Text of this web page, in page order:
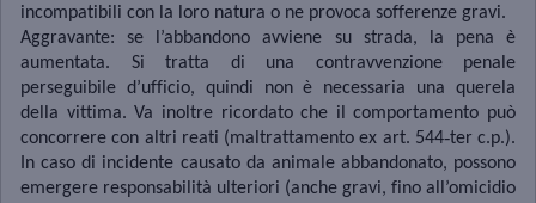
incompatibili con la loro natura o ne provoca sofferenze gravi.
Aggravante: se l’abbandono avviene su strada, la pena è
aumentata. Si tratta di una contravvenzione penale
perseguibile d’ufficio, quindi non è necessaria una querela
della vittima. Va inoltre ricordato che il comportamento può
concorrere con altri reati (maltrattamento ex art. 544‑ter c.p.).
In caso di incidente causato da animale abbandonato, possono
emergere responsabilità ulteriori (anche gravi, fino all’omicidio